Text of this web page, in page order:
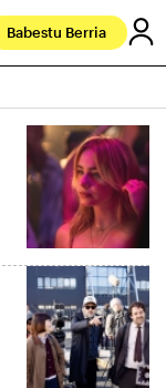
Babestu Berria